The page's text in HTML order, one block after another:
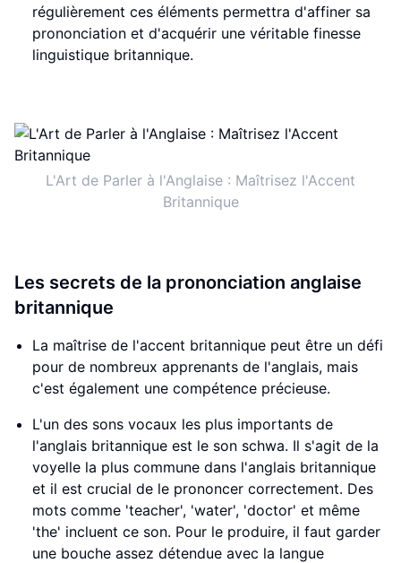
régulièrement ces éléments permettra d'affiner sa
prononciation et d'acquérir une véritable finesse
linguistique britannique.
L'Art de Parler à l'Anglaise : Maîtrisez l'Accent
Britannique
Les secrets de la prononciation anglaise
britannique
La maîtrise de l'accent britannique peut être un défi
pour de nombreux apprenants de l'anglais, mais
c'est également une compétence précieuse.
L'un des sons vocaux les plus importants de
l'anglais britannique est le son schwa. Il s'agit de la
voyelle la plus commune dans l'anglais britannique
et il est crucial de le prononcer correctement. Des
mots comme 'teacher', 'water', 'doctor' et même
'the' incluent ce son. Pour le produire, il faut garder
une bouche assez détendue avec la langue